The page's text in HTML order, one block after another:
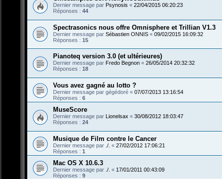
Dernier message par Psynosis « 22/04/2015 06:20:23
Réponses : 44
Spectrasonics nous offre Omnisphere et Trillian V1.3
Dernier message par Sébastien ONNIS « 09/02/2015 16:09:32
Réponses : 15
Pianoteq version 3.0 (et ultérieures)
Dernier message par Fredo Begnon « 26/05/2014 20:32:32
Réponses : 18
Vous avez gagné au lotto ?
Dernier message par gégédoré « 07/07/2013 13:16:54
Réponses : 6
MuseScore
Dernier message par Lionelsax « 30/08/2012 18:03:47
Réponses : 24
Musique de Film contre le Cancer
Dernier message par ./. « 27/02/2012 17:06:21
Réponses : 1
Mac OS X 10.6.3
Dernier message par ./. « 17/01/2011 00:43:09
Réponses : 9